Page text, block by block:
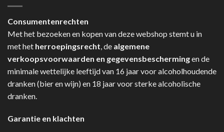
Consumentenrechten
Met het bezoeken en kopen van deze webshop stemt u in
met het herroepingsrecht , de algemene
verkoopsvoorwaarden en gegevensbeschermingen de
minimale wettelijke leeftijd van 16 jaar voor alcoholhoudende
dranken (bier en wijn) en 18 jaar voor sterke alcoholische
dranken.
Garantie en klachten